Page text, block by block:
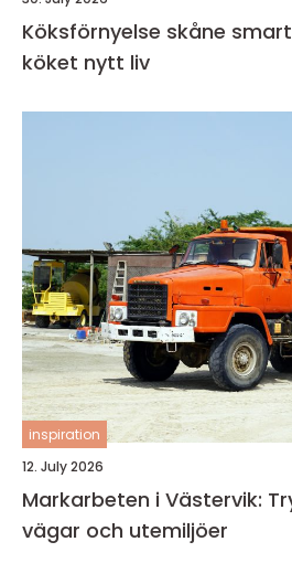
Köksförnyelse skåne smarta sätt att ge
köket nytt liv
inspiration
12. July 2026
Markarbeten i Västervik:
vägar och utemiljöer